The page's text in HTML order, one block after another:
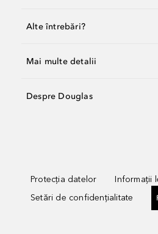
Alte întrebări?
Mai multe detalii
Despre Douglas
Protecția datelor Informații
Setări de confidențialitate